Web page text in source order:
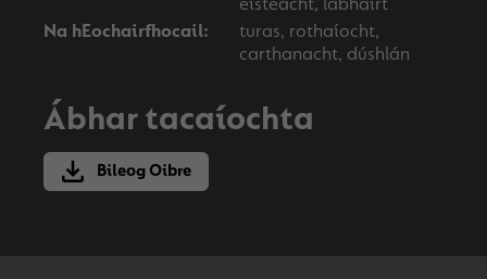
éisteacht, labhairt
Na hEochairfhocail:
turas, rothaíocht,
carthanacht, dúshlán
Ábhar tacaíochta
Bileog Oibre